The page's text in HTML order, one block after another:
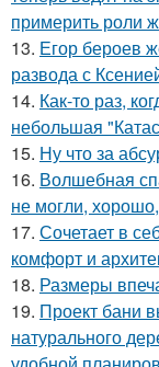
примерить роли
13. Егор бероев
развода с
14. Как-то раз,
небольшая
15. Ну что за
16. Волшебная
не могли,
17. Сочетает в
комфорт и
18. Размеры
19. Проект бани
натурального